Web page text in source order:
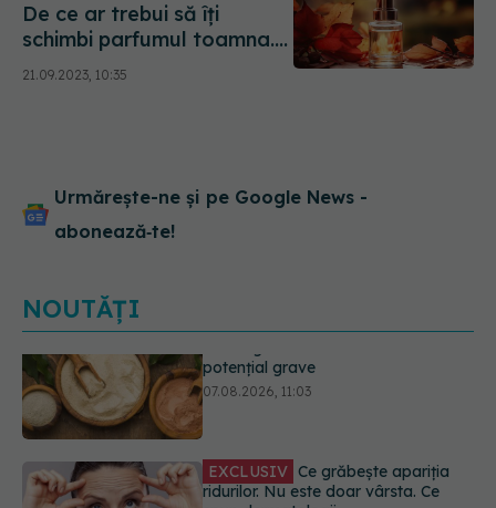
De ce ar trebui să îți
schimbi parfumul toamna.
Care este motivul pentru
care nu ar trebui să
21.09.2023, 10:35
Urmărește-ne și pe Google News -
abonează‑te!
NOUTĂȚI
EXCLUSIV Ce grăbește apariția